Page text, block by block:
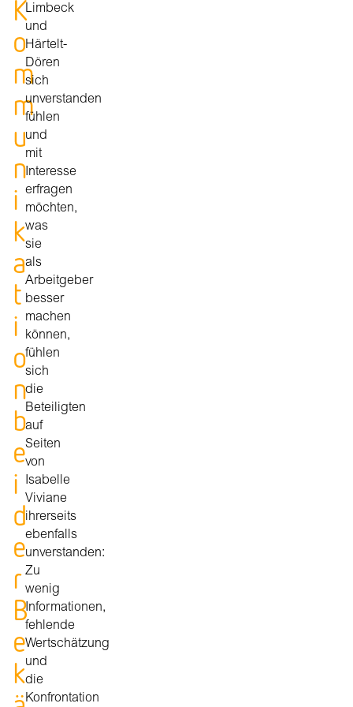
K
o
m
m
u
n
i
k
a
t
i
o
n
b
e
i
d
e
r
B
e
k
Limbeck
und
Härtelt-
Dören
sich
unverstanden
fühlen
und
mit
Interesse
erfragen
möchten,
was
sie
als
Arbeitgeber
besser
machen
können,
fühlen
sich
die
Beteiligten
auf
Seiten
von
Isabelle
Viviane
ihrerseits
ebenfalls
unverstanden:
Zu
wenig
Informationen,
fehlende
Wertschätzung
und
die
Konfrontation